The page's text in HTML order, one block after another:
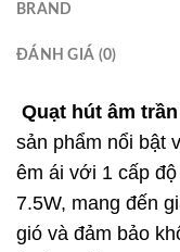
BRAND
ĐÁNH GIÁ (0)
Quạt hút âm trần
sản phẩm nổi bật
êm ái với 1 cấp
7.5W, mang đến
gió và đảm bảo